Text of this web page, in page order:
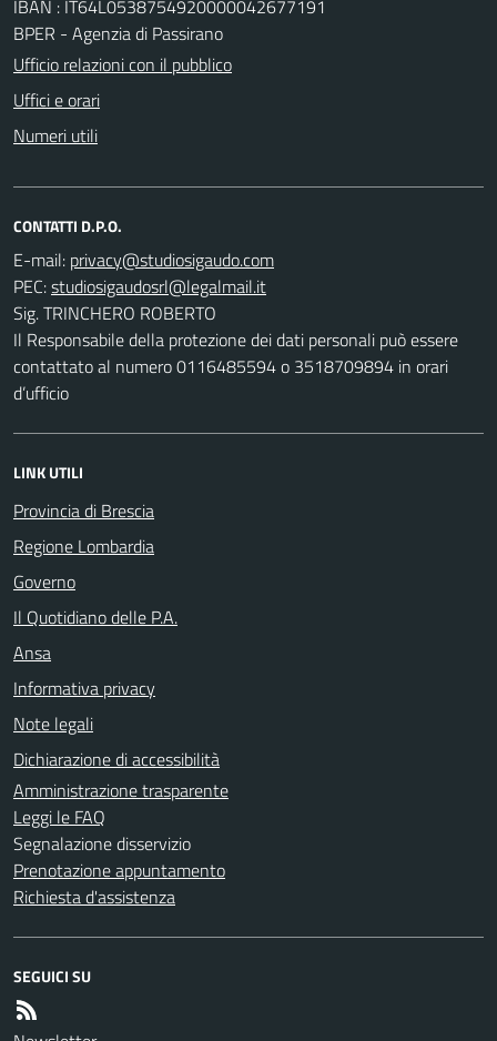
IBAN : IT64L0538754920000042677191
BPER - Agenzia di Passirano
Ufficio relazioni con il pubblico
Uffici e orari
Numeri utili
CONTATTI D.P.O.
E-mail:
PEC:
Sig. TRINCHERO ROBERTO
Il Responsabile della protezione dei dati personali può essere
contattato al numero 0116485594 o 3518709894 in orari
d’ufficio
LINK UTILI
Provincia di Brescia
Regione Lombardia
Governo
Il Quotidiano delle P.A.
Ansa
Informativa privacy
Note legali
Dichiarazione di accessibilità
Amministrazione trasparente
Leggi le FAQ
Segnalazione disservizio
Prenotazione appuntamento
Richiesta d'assistenza
SEGUICI SU